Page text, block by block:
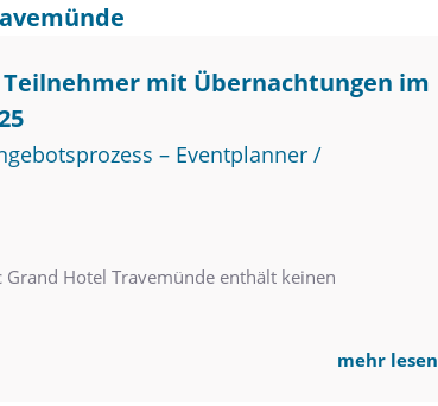
mit Übernachtungen im
– Eventplanner /
Hotel Travemünde enthält keinen
mehr lesen